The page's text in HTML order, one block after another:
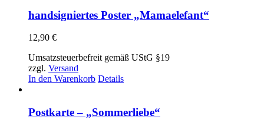
mehrere
Varianten
Optionen
können
auf
gewählt
werden
handsigniertes Poster „Mamaelefant“
12,90 €
Umsatzsteuerbefreit gemäß UStG §19
zzgl. Versand
In den Warenkorb Details
Postkarte – „Sommerliebe“